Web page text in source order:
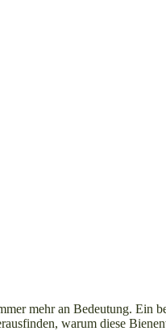
mehr an Bedeutung. Ein
warum diese